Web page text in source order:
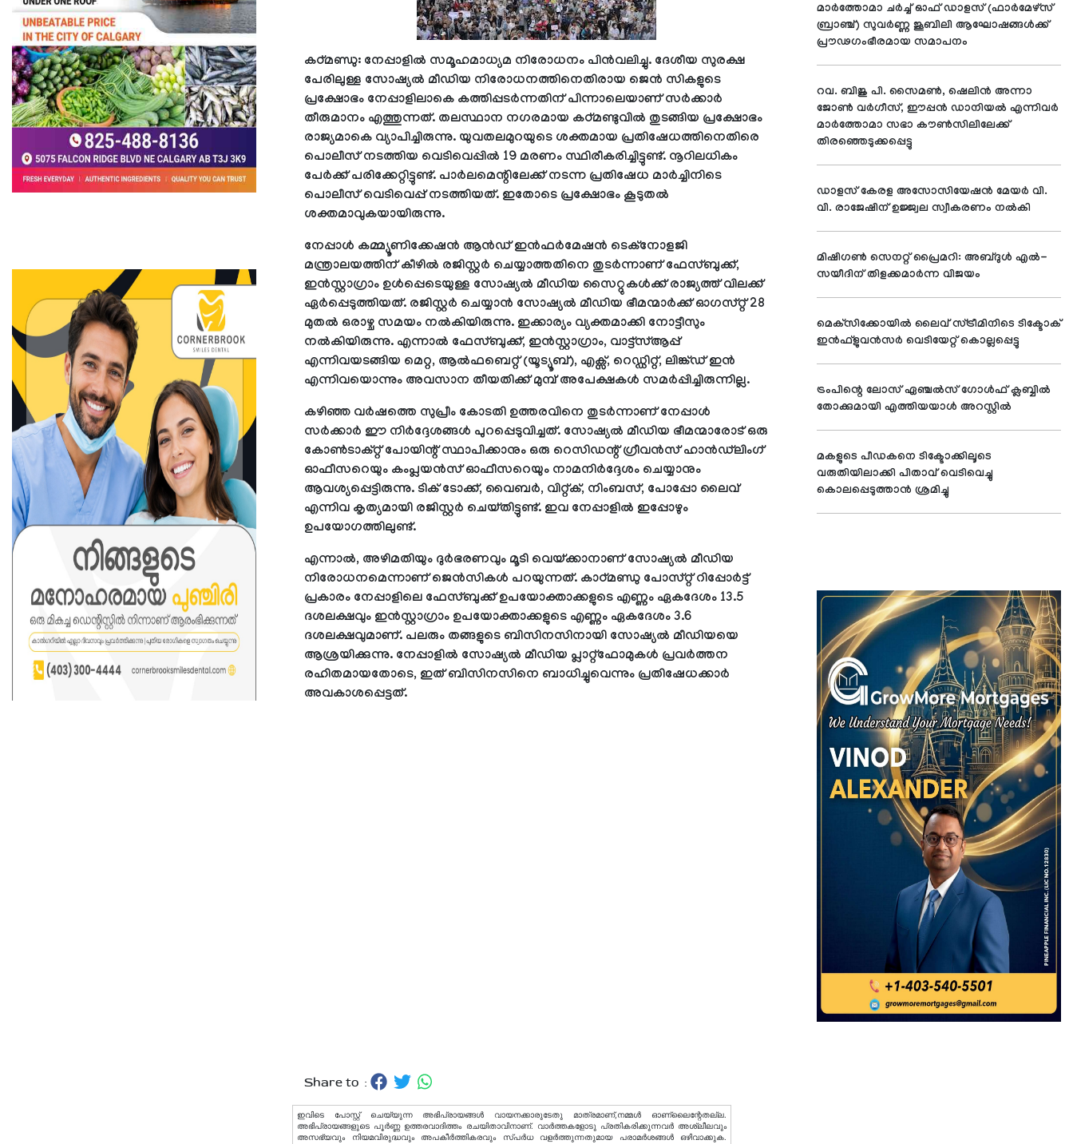
കഠ്മണ്ഡു: നേപ്പാളിൽ സമൂഹമാധ്യമ നിരോധനം പിൻവലിച്ചു. ദേശീയ സുരക്ഷ
പേരിലുള്ള സോഷ്യൽ മീഡിയ നിരോധനത്തിനെതിരായ ജെൻ സികളുടെ
പ്രക്ഷോഭം നേപ്പാളിലാകെ കത്തിപ്പടർന്നതിന് പിന്നാലെയാണ് സർക്കാർ
തീരുമാനം എത്തുന്നത്. തലസ്ഥാന നഗരമായ കഠ്മണ്ടുവിൽ തുടങ്ങിയ പ്രക്ഷോഭം
രാജ്യമാകെ വ്യാപിച്ചിരുന്നു. യുവതലമുറയുടെ ശക്തമായ പ്രതിഷേധത്തിനെതിരെ
പൊലീസ് നടത്തിയ വെടിവെപ്പിൽ 19 മരണം സ്ഥിരീകരിച്ചിട്ടുണ്ട്. നൂറിലധികം
പേർക്ക് പരിക്കേറ്റിട്ടുണ്ട്. പാർലമെന്റിലേക്ക് നടന്ന പ്രതിഷേധ മാർച്ചിനിടെ
പൊലീസ് വെടിവെപ്പ് നടത്തിയത്. ഇതോടെ പ്രക്ഷോഭം കൂടുതൽ
ശക്തമാവുകയായിരുന്നു.
നേപ്പാൾ കമ്മ്യൂണിക്കേഷൻ ആൻഡ് ഇൻഫർമേഷൻ ടെക്നോളജി
മന്ത്രാലയത്തിന് കീഴിൽ രജിസ്റ്റർ ചെയ്യാത്തതിനെ തുടർന്നാണ് ഫേസ്ബുക്ക്,
ഇൻസ്റ്റാഗ്രാം ഉൾപ്പെടെയുള്ള സോഷ്യൽ മീഡിയ സൈറ്റുകൾക്ക് രാജ്യത്ത് വിലക്ക്
ഏർപ്പെടുത്തിയത്. രജിസ്റ്റർ ചെയ്യാൻ സോഷ്യൽ മീഡിയ ഭീമന്മാർക്ക് ഓഗസ്റ്റ് 28
മുതൽ ഒരാഴ്ച സമയം നൽകിയിരുന്നു. ഇക്കാര്യം വ്യക്തമാക്കി നോട്ടീസും
നൽകിയിരുന്നു. എന്നാൽ ഫേസ്ബുക്ക്, ഇൻസ്റ്റാഗ്രാം, വാട്ട്‌സ്ആപ്പ്
എന്നിവയടങ്ങിയ മെറ്റ, ആൽഫബെറ്റ് (യൂട്യൂബ്), എക്സ്, റെഡ്ഡിറ്റ്, ലിങ്ക്ഡ് ഇൻ
എന്നിവയൊന്നും അവസാന തീയതിക്ക് മുമ്പ് അപേക്ഷകൾ സമർപ്പിച്ചിരുന്നില്ല.
കഴിഞ്ഞ വർഷത്തെ സുപ്രീം കോടതി ഉത്തരവിനെ തുടർന്നാണ് നേപ്പാൾ
സർക്കാർ ഈ നിർദ്ദേശങ്ങൾ പുറപ്പെടുവിച്ചത്. സോഷ്യൽ മീഡിയ ഭീമന്മാരോട് ഒരു
കോൺടാക്റ്റ് പോയിന്റ് സ്ഥാപിക്കാനും ഒരു റെസിഡന്റ് ഗ്രീവൻസ് ഹാൻഡ്‌ലിംഗ്
ഓഫീസറെയും കംപ്ലയൻസ് ഓഫീസറെയും നാമനിർദ്ദേശം ചെയ്യാനും
ആവശ്യപ്പെട്ടിരുന്നു. ടിക് ടോക്ക്, വൈബർ, വിറ്റ്ക്, നിംബസ്, പോപ്പോ ലൈവ്
എന്നിവ കൃത്യമായി രജിസ്റ്റർ ചെയ്തിട്ടുണ്ട്. ഇവ നേപ്പാളിൽ ഇപ്പോഴും
ഉപയോഗത്തിലുണ്ട്.
എന്നാൽ, അഴിമതിയും ദുർഭരണവും മൂടി വെയ്ക്കാനാണ് സോഷ്യൽ മീഡിയ
നിരോധനമെന്നാണ് ജെൻസികൾ പറയുന്നത്. കാഠ്മണ്ഡു പോസ്റ്റ് റിപ്പോർട്ട്
പ്രകാരം നേപ്പാളിലെ ഫേസ്ബുക്ക് ഉപയോക്താക്കളുടെ എണ്ണം ഏകദേശം 13.5
ദശലക്ഷവും ഇൻസ്റ്റാഗ്രാം ഉപയോക്താക്കളുടെ എണ്ണം ഏകദേശം 3.6
ദശലക്ഷവുമാണ്. പലരും തങ്ങളുടെ ബിസിനസിനായി സോഷ്യൽ മീഡിയയെ
ആശ്രയിക്കുന്നു. നേപ്പാളിൽ സോഷ്യൽ മീഡിയ പ്ലാറ്റ്‌ഫോമുകൾ പ്രവർത്തന
രഹിതമായതോടെ, ഇത് ബിസിനസിനെ ബാധിച്ചുവെന്നും പ്രതിഷേധക്കാർ
അവകാശപ്പെട്ടത്.
Share to :
ഇവിടെ പോസ്റ്റ് ചെയ്യുന്ന അഭിപ്രായങ്ങള്‍ വായനക്കാരുടേതു മാത്രമാണ്,നമ്മൾ ഓണ്ലൈന്റേതല്ല.
അഭിപ്രായങ്ങളുടെ പൂർണ്ണ ഉത്തരവാദിത്തം രചയിതാവിനാണ്. വാര്‍ത്തകളോടു പ്രതികരിക്കുന്നവര്‍ അശ്ലീലവും
അസഭ്യവും നിയമവിരുദ്ധവും അപകീര്‍ത്തികരവും സ്പര്‍ധ വളര്‍ത്തുന്നതുമായ പരാമര്‍ശങ്ങള്‍ ഒഴിവാക്കുക.
മാര്‍ത്തോമാ ചര്‍ച്ച് ഓഫ് ഡാളസ് (ഫാര്‍മേഴ്സ്
ബ്രാഞ്ച്) സുവര്‍ണ്ണ ജൂബിലി ആഘോഷങ്ങള്‍ക്ക്
പ്രൗഢഗംഭീരമായ സമാപനം
റവ. ബിജു പി. സൈമണ്‍, ഷെലിന്‍ അന്നാ
ജോണ്‍ വര്‍ഗീസ്, ഈപ്പന്‍ ഡാനിയല്‍ എന്നിവര്‍
മാര്‍ത്തോമാ സഭാ കൗണ്‍സിലിലേക്ക്
തിരഞ്ഞെടുക്കപ്പെട്ടു
ഡാളസ് കേരള അസോസിയേഷന്‍ മേയര്‍ വി.
വി. രാജേഷിന് ഉജ്ജ്വല സ്വീകരണം നല്‍കി
മിഷിഗണ്‍ സെനറ്റ് പ്രൈമറി: അബ്ദുള്‍ എല്‍-
സയീദിന് തിളക്കമാര്‍ന്ന വിജയം
മെക്‌സിക്കോയില്‍ ലൈവ് സ്ട്രീമിനിടെ ടിക്ടോക്
ഇന്‍ഫ്‌ളുവന്‍സര്‍ വെടിയേറ്റ് കൊല്ലപ്പെട്ടു
ട്രംപിന്റെ ലോസ് ഏഞ്ചല്‍സ് ഗോള്‍ഫ് ക്ലബ്ബില്‍
തോക്കുമായി എത്തിയയാള്‍ അറസ്റ്റില്‍
മകളുടെ പീഡകനെ ടിക്ടോക്കിലൂടെ
വരുതിയിലാക്കി പിതാവ് വെടിവെച്ചു
കൊലപ്പെടുത്താന്‍ ശ്രമിച്ചു